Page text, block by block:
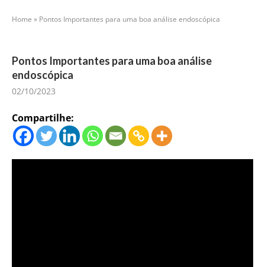
Home » Pontos Importantes para uma boa análise endoscópica
Pontos Importantes para uma boa análise
endoscópica
02/10/2023
Compartilhe: